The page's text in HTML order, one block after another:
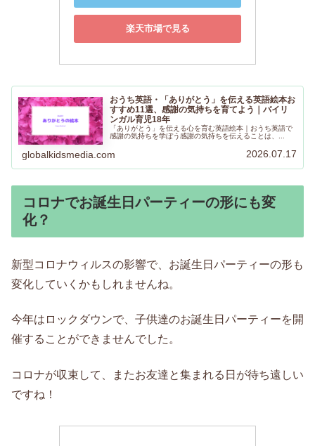
楽天市場で見る
おうち英語・「ありがとう」を伝える英語絵本お
すすめ11選、感謝の気持ちを育てよう｜バイリ
ンガル育児18年
「ありがとう」を伝える心を育む英語絵本｜おうち英語で
感謝の気持ちを学ぼう感謝の気持ちを伝えることは、...
globalkidsmedia.com 2026.07.17
コロナでお誕生日パーティーの形にも変
化？
新型コロナウィルスの影響で、お誕生日パーティーの形も
変化していくかもしれませんね。
今年はロックダウンで、子供達のお誕生日パーティーを開
催することができませんでした。
コロナが収束して、またお友達と集まれる日が待ち遠しい
ですね！